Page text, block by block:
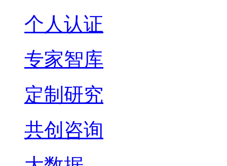
个人认证
专家智库
定制研究
共创咨询